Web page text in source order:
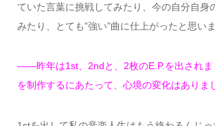
ていた言葉に挑戦してみたり、今の自分自身
みたり、とても”強い”曲に仕上がったと思いま
——昨年は1st、2ndと、2枚のE.P.を出されま
を制作するにあたって、心境の変化はありま